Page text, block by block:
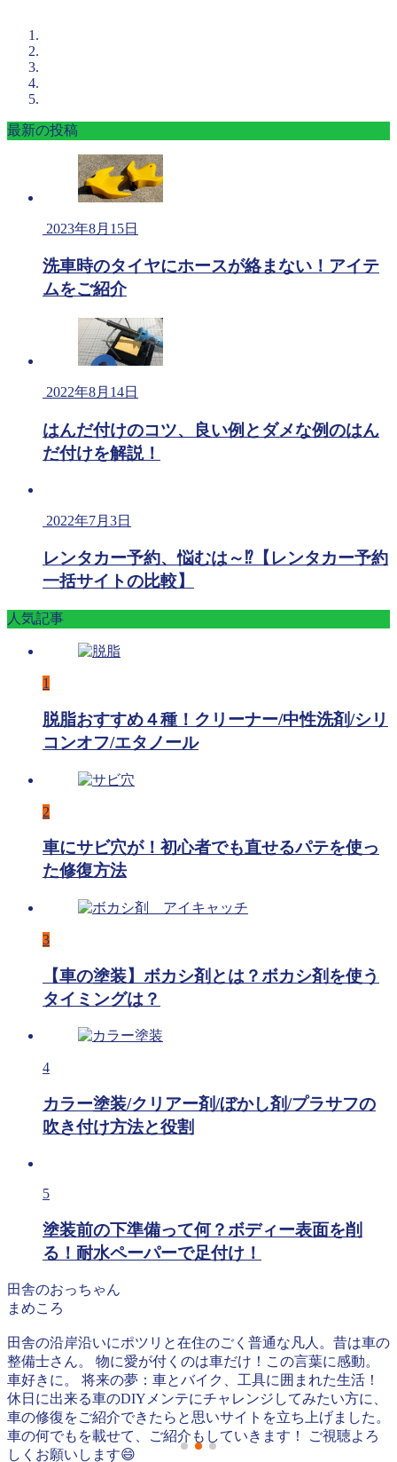
最新の投稿
2023年8月15日
洗車時のタイヤにホースが絡まない！アイテ
ムをご紹介
2022年8月14日
はんだ付けのコツ、良い例とダメな例のはん
だ付けを解説！
2022年7月3日
レンタカー予約、悩むは～⁉【レンタカー予約
一括サイトの比較】
人気記事
1
脱脂おすすめ４種！クリーナー/中性洗剤/シリ
コンオフ/エタノール
2
車にサビ穴が！初心者でも直せるパテを使っ
た修復方法
3
【車の塗装】ボカシ剤とは？ボカシ剤を使う
タイミングは？
4
カラー塗装/クリアー剤/ぼかし剤/プラサフの
吹き付け方法と役割
5
塗装前の下準備って何？ボディー表面を削
る！耐水ペーパーで足付け！
田舎のおっちゃん
まめころ
田舎の沿岸沿いにポツリと在住のごく普通な凡人。昔は車の
整備士さん。 物に愛が付くのは車だけ！この言葉に感動。
車好きに。 将来の夢：車とバイク、工具に囲まれた生活！
休日に出来る車のDIYメンテにチャレンジしてみたい方に、
車の修復をご紹介できたらと思いサイトを立ち上げました。
車の何でもを載せて、ご紹介もしていきます！ ご視聴よろ
しくお願いします😄